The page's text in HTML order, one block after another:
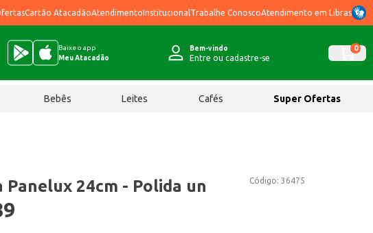
Cartão AtacadãoAtendimentoInstitucional Trabalhe ConoscoAtendimento em Libras
Baixe o app
Meu Atacadão
Bem-vindo
Entre ou cadastre-se
0
Bebês Leites Cafés Super Ofertas
Código: 36475
Panelux 24cm - Polida un